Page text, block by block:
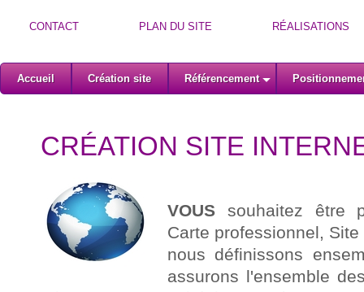
CONTACT PLAN DU SITE RÉALISATIONS
Accueil Création site Référencement
CRÉATION SITE
VOUS souhaitez être
Carte professionnel,
nous définissons
assurons l'ensemble